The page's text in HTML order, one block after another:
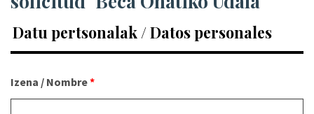
Our staff
About IISL
Datu pertsonalak / Datos personales
Izena / Nombre*